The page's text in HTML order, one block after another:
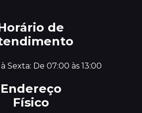
de
Sexta: De 07:00 às 13:00
Endereço
Físico